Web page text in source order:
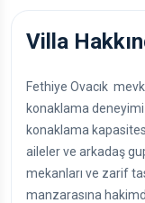
Villa
Fethiye Ovacık
konaklama
konaklama
aileler ve arkadaş
mekanları ve zarif
manzarasına